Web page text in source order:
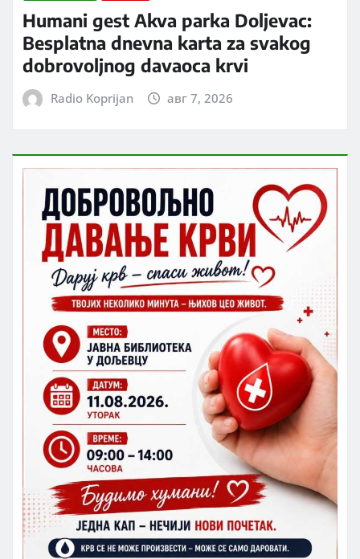
Humani gest Akva parka Doljevac:
Besplatna dnevna karta za svakog
dobrovoljnog davaoca krvi
Radio Koprijan авг 7, 2026